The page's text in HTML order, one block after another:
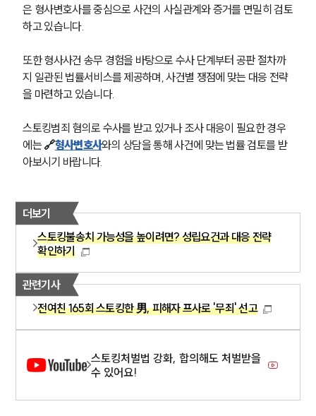
은 형사변호사를 중심으로 사건의 사실관계와 증거를 면밀히 검토
하고 있습니다.
또한 형사사건 송무 경험을 바탕으로 수사 단계부터 공판 절차까
지 일관된 법률서비스를 제공하며, 사건별 쟁점에 맞는 대응 전략
을 마련하고 있습니다.
스토킹범죄 혐의로 수사를 받고 있거나 조사 대응이 필요한 경우
에는 🔗형사변호사와의 상담을 통해 사건에 맞는 법률 검토를 받
아보시기 바랍니다.
더보기
스토킹불송치 가능성을 높이려면? 성립요건과 대응 전략
확인하기
관련기사
전여친 165회 스토킹한 男, 피해자 프사로 '무죄' 선고
스토킹처벌법 강화, 합의해도 처벌받을
수 있어요!